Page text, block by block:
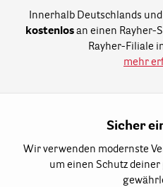
Innerhalb Deutschlands
kostenlos an einen Rayher-
Rayher-Filiale
mehr
Sicher
Wir verwenden modernste
um einen Schutz